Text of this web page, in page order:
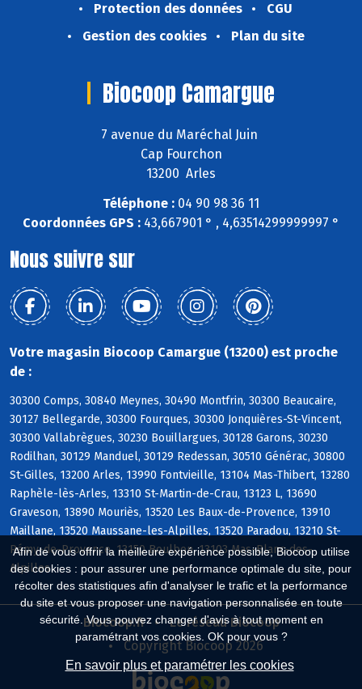
Afin de vous offrir la meilleure expérience possible, Biocoop utilise
des cookies : pour assurer une performance optimale du site, pour
récolter des statistiques afin d'analyser le trafic et la performance
du site et vous proposer une navigation personnalisée en toute
sécurité. Vous pouvez changer d'avis à tout moment en
paramétrant vos cookies. OK pour vous ?
En savoir plus et paramétrer les cookies
Protection des données
CGU
Gestion des cookies
Plan du site
Biocoop Camargue
7 avenue du Maréchal Juin
Cap Fourchon
13200 Arles
Téléphone : 04 90 98 36 11
Coordonnées GPS : 43,667901 ° , 4,63514299999997 °
Nous suivre sur
Votre magasin Biocoop Camargue (13200) est proche
de :
30300 Comps, 30840 Meynes, 30490 Montfrin, 30300 Beaucaire,
30127 Bellegarde, 30300 Fourques, 30300 Jonquières-St-Vincent,
30300 Vallabrègues, 30230 Bouillargues, 30128 Garons, 30230
Rodilhan, 30129 Manduel, 30129 Redessan, 30510 Générac, 30800
St-Gilles, 13200 Arles, 13990 Fontvieille, 13104 Mas-Thibert, 13280
Raphèle-lès-Arles, 13310 St-Martin-de-Crau, 13123 L, 13690
Graveson, 13890 Mouriès, 13520 Les Baux-de-Provence, 13910
Maillane, 13520 Maussane-les-Alpilles, 13520 Paradou, 13210 St-
Rémy-de-Provence, 13150 Boulbon, 13103 Mas-Blanc-des-
Alpilles
Biocoop.fr
Le réseau Biocoop
Copyright Biocoop 2026